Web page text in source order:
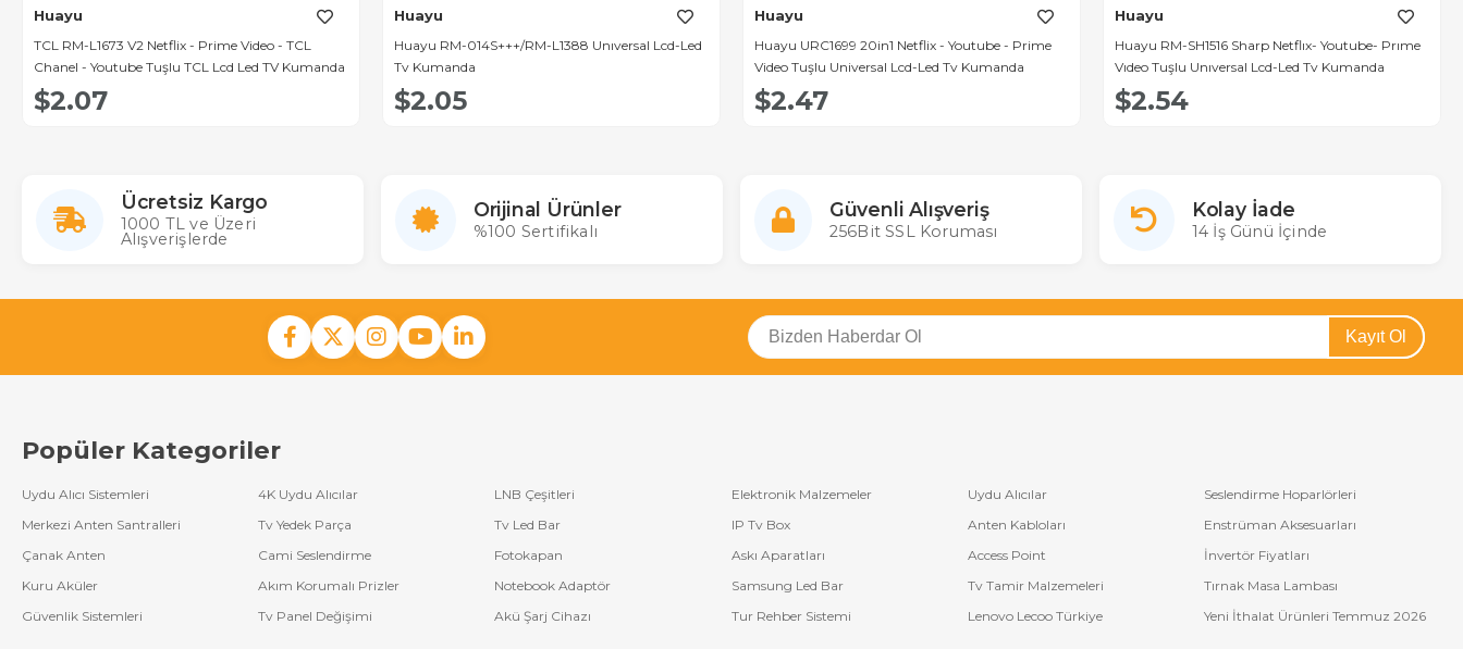
Huayu
TCL RM-L1673 V2 Netflix - Prime Video - TCL
Chanel - Youtube Tuşlu TCL Lcd Led TV Kumanda
$2.07
Huayu
Huayu RM-014S+++/RM-L1388 Unıversal Lcd-Led
Tv Kumanda
$2.05
Huayu
Huayu URC1699 20in1 Netflix - Youtube - Prime
Video Tuşlu Universal Lcd-Led Tv Kumanda
$2.47
Huayu
Huayu RM-SH1516 Sharp Netflıx- Youtube- Prıme
Vıdeo Tuşlu Unıversal Lcd-Led Tv Kumanda
$2.54
Ücretsiz Kargo
1000 TL ve Üzeri
Alışverişlerde
Orijinal Ürünler
%100 Sertifikalı
Güvenli Alışveriş
256Bit SSL Koruması
Kolay İade
14 İş Günü İçinde
Kayıt Ol
Popüler Kategoriler
Uydu Alıcı Sistemleri 4K Uydu Alıcılar LNB Çeşitleri Elektronik Malzemeler Uydu Alıcılar
Seslendirme Hoparlörleri
Merkezi Anten Santralleri
Tv Yedek Parça Tv Led Bar IP Tv Box Anten Kabloları
Enstrüman Aksesuarları
Çanak Anten
Cami Seslendirme Fotokapan Askı Aparatları Access Point
İnvertör Fiyatları
Kuru Aküler
Akım Korumalı Prizler Notebook Adaptör Samsung Led Bar Tv Tamir Malzemeleri
Tırnak Masa Lambası
Güvenlik Sistemleri
Tv Panel Değişimi Akü Şarj Cihazı Tur Rehber Sistemi Lenovo Lecoo Türkiye Yeni İthalat Ürünleri Temmuz 2026